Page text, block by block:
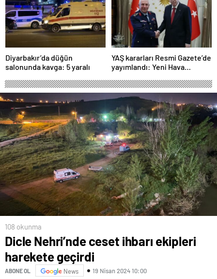
Diyarbakır’da düğün
salonunda kavga: 5 yaralı
YAŞ kararları Resmi Gazete’de
yayımlandı: Yeni Hava
Orgeneral Rafet Dalkıran
108 okunma
Dicle Nehri’nde ceset ihbarı ekipleri
harekete geçirdi
ABONE OL News 19 Nisan 2024 10:00